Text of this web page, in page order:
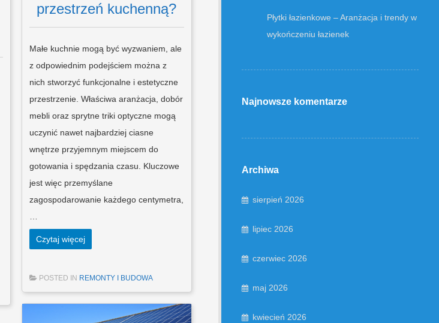
przestrzeń kuchenną?
Małe kuchnie mogą być wyzwaniem, ale
z odpowiednim podejściem można z
nich stworzyć funkcjonalne i estetyczne
przestrzenie. Właściwa aranżacja, dobór
mebli oraz sprytne triki optyczne mogą
uczynić nawet najbardziej ciasne
wnętrze przyjemnym miejscem do
gotowania i spędzania czasu. Kluczowe
jest więc przemyślane
zagospodarowanie każdego centymetra,
Czytaj więcej
POSTED IN REMONTY I BUDOWA
Płytki łazienkowe – Aranżacja i trendy w
wykończeniu łazienek
Najnowsze komentarze
Archiwa
sierpień 2026
lipiec 2026
czerwiec 2026
maj 2026
kwiecień 2026